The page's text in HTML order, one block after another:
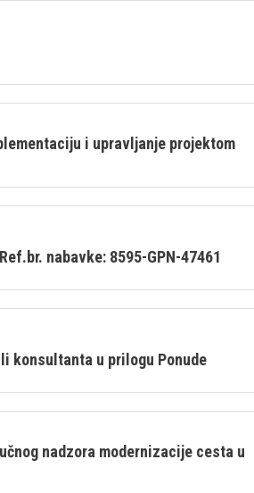
i upravljanje projektom
nabavke: 8595-GPN-47461
konsultanta u prilogu Ponude
nadzora modernizacije cesta u